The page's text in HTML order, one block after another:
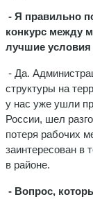
- Я правильно
конкурс между
лучшие
- Да.
структуры на
у нас уже ушли
России, шел
потеря рабочих
заинтересован в
в районе.
- Вопрос,